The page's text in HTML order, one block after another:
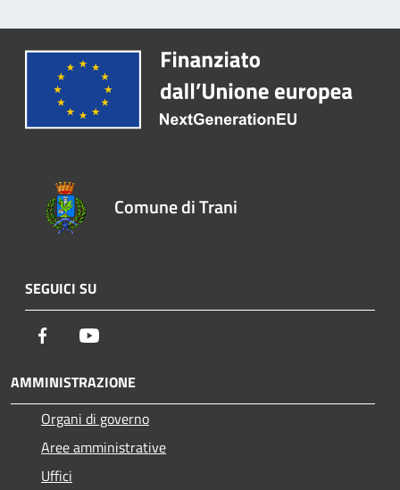
Comune di Trani
SEGUICI SU
Facebook
AMMINISTRAZIONE
Organi di governo
Aree amministrative
Uffici